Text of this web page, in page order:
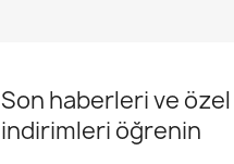
Son haberleri ve özel
indirimleri öğrenin